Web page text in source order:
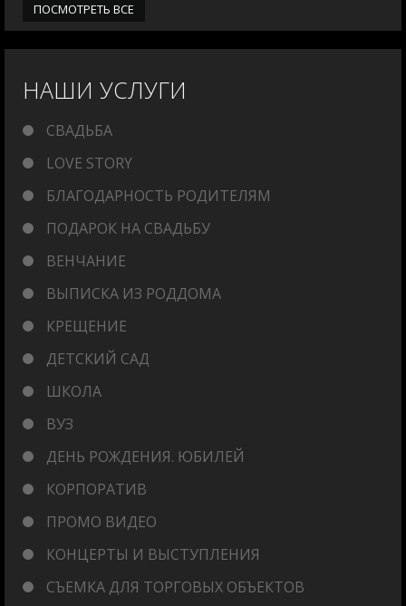
ПОСМОТРЕТЬ ВСЕ
НАШИ УСЛУГИ
СВАДЬБА
LOVE STORY
БЛАГОДАРНОСТЬ РОДИТЕЛЯМ
ПОДАРОК НА СВАДЬБУ
ВЕНЧАНИЕ
ВЫПИСКА ИЗ РОДДОМА
КРЕЩЕНИЕ
ДЕТСКИЙ САД
ШКОЛА
ВУЗ
ДЕНЬ РОЖДЕНИЯ. ЮБИЛЕЙ
КОРПОРАТИВ
ПРОМО ВИДЕО
КОНЦЕРТЫ И ВЫСТУПЛЕНИЯ
СЪЕМКА ДЛЯ ТОРГОВЫХ ОБЪЕКТОВ